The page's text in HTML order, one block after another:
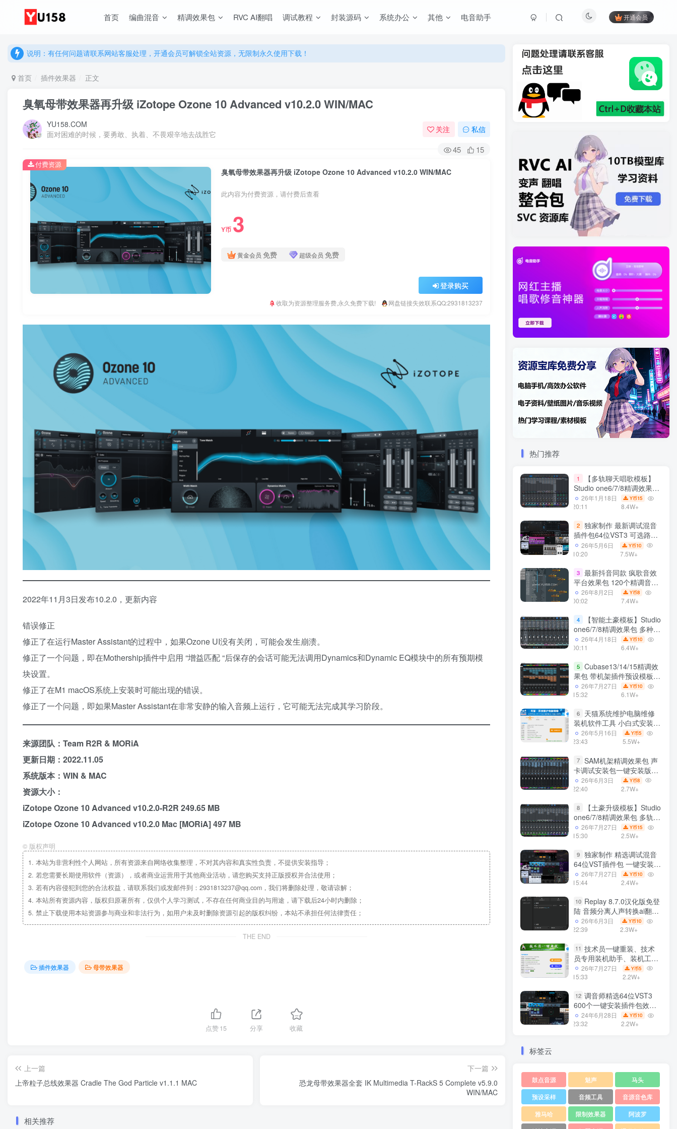
首页 编曲混音 精调效果包 RVC AI翻唱 调试教程 封装源码 系统办公 其他 电音助手 开通会员
说明：有任何问题请联系网站客服处理，开通会员可解锁全站资源，无限制永久使用下载！
说明：有任何问题请联系网站客服处理，开通会员可解锁全站资源，无限制永久使用下载！
首页
插件效果器 正文
臭氧母带效果器再升级 iZotope Ozone 10 Advanced v10.2.0 WIN/MAC
YU158.COM
面对困难的时候，要勇敢、执着、不畏艰辛地去战胜它
关注 私信
45 15
臭氧母带效果器再升级 iZotope Ozone 10 Advanced v10.2.0 WIN/MAC
此内容为付费资源，请付费后查看
Y币 3
黄金会员 免费 超级会员 免费
登录购买
收取为资源整理服务费,永久免费下载! 网盘链接失效联系QQ:2931813237
付费资源
2022年11月3日发布10.2.0，更新内容
错误修正
修正了在运行Master Assistant的过程中，如果Ozone UI没有关闭，可能会发生崩溃。
修正了一个问题，即在Mothership插件中启用 “增益匹配 “后保存的会话可能无法调用Dynamics和Dynamic EQ模块中的所有预期模
块设置。
修正了在M1 macOS系统上安装时可能出现的错误。
修正了一个问题，即如果Master Assistant在非常安静的输入音频上运行，它可能无法完成其学习阶段。
来源团队：Team R2R & MORiA
更新日期：2022.11.05
系统版本：WIN & MAC
资源大小：
iZotope Ozone 10 Advanced v10.2.0-R2R 249.65 MB
iZotope Ozone 10 Advanced v10.2.0 Mac [MORiA] 497 MB
© 版权声明
1. 本站为非营利性个人网站，所有资源来自网络收集整理，不对其内容和真实性负责，不提供安装指导；
2. 若您需要长期使用软件（资源），或者商业运营用于其他商业活动，请您购买支持正版授权并合法使用；
3. 若有内容侵犯到您的合法权益，请联系我们或发邮件到：2931813237@qq.com，我们将删除处理，敬请谅解；
4. 本站所有资源内容，版权归原著所有，仅供个人学习测试，不存在任何商业目的与用途，请下载后24小时内删除；
5. 禁止下载使用本站资源参与商业和非法行为，如用户未及时删除资源引起的版权纠纷，本站不承担任何法律责任；
THE END
插件效果器 母带效果器
点赞15 分享 收藏
上一篇
上帝粒子总线效果器 Cradle The God Particle v1.1.1 MAC
下一篇
恐龙母带效果器全套 IK Multimedia T-RackS 5 Complete v5.9.0
WIN/MAC
相关推荐
热门推荐
1
【多轨聊天唱歌模板】
Studio one6/7/8精调效果包
多种效果模式 声卡调试好直
播预设模板
26年1月18日
20:11
Y币15
8.4W+
2 独家制作 最新调试混音
插件包64位VST3 可选路径
一键安装550个效果器合集
v3.0 WiN 支持定制
26年5月6日
10:20
Y币10
7.5W+
3 最新抖音同款 疯歌音效
平台效果包 120个精调音效
包+软件自带170个音效
+600个插件 带安装教程全
26年8月2日
00:02
Y币8
7.4W+
4
【智能土豪模板】Studio
one6/7/8精调效果包 多种效
果模式可选 声卡调试好预设
带插件全套文件
26年4月18日
00:11
Y币10
6.4W+
5 Cubase13/14/15精调效
果包 带机架插件预设模板
声卡调试好效果工程文件
26年7月27日
15:32
Y币10
6.1W+
6
天猫系统维护电脑维修
装机软件工具 小白式安装
完全一键安装系统 电脑系统
装机软件 一键重装系统
26年5月16日
23:43
Y币5
5.5W+
7 SAM机架精调效果包 声
卡调试安装包一键安装版模
板 带插件预设效果文件
26年6月3日
22:40
Y币8
2.7W+
8
【土豪升级模板】Studio
one6/7/8精调效果包 多轨道
效果模式可选 声卡调试好预
设模板 带插件全套文件
26年7月27日
15:30
Y币15
2.5W+
9 独家制作 精选调试混音
64位VST插件包 一键安装
600个效果器合集v2.0 WiN
支持定制
26年7月27日
15:44
Y币10
2.4W+
10 Replay 8.7.0汉化版免登
陆 音频分离人声转换ai翻唱
支持50系显卡 一键安装
WiN
26年6月3日
22:39
Y币10
2.3W+
11 技术员一键重装、技术
员专用装机助手、装机工
具、电脑系统装机软件丶一
键安装系统
26年7月27日
15:33
Y币5
2.2W+
12 调音师精选64位VST3
600个一键安装插件包效果
器集合10G WiN
24年6月28日
23:32
Y币10
2.2W+
标签云
鼓点音源 魅声
马头
预设采样
音频工具
音源音色库
雅马哈
限制效果器
阿波罗